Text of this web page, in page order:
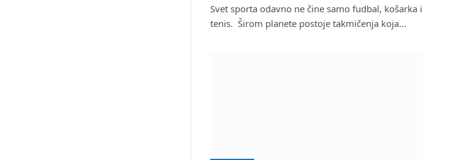
Svet sporta odavno ne čine samo fudbal, košarka i
tenis. Širom planete postoje takmičenja koja…